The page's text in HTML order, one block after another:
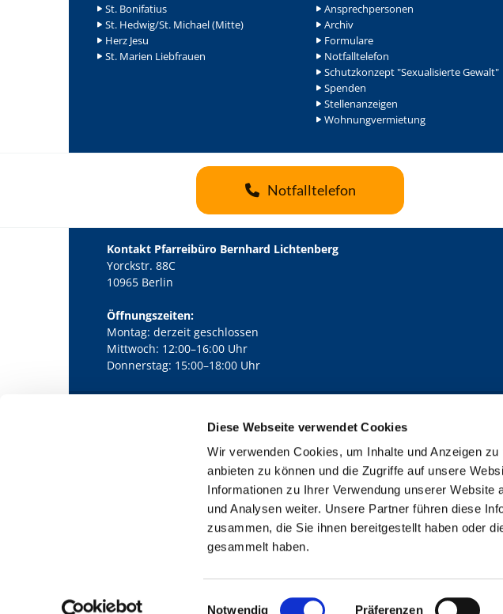
Diese Webseite verwendet Cookies
Wir verwenden Cookies, um Inhalte und Anzeigen
anbieten zu können und die Zugriffe auf unsere
Informationen zu Ihrer Verwendung unserer
und Analysen weiter. Unsere Partner führen diese
zusammen, die Sie ihnen bereitgestellt haben oder
gesammelt haben.
Notwendig Präferenzen
St. Bonifatius
St. Hedwig/St. Michael (Mitte)
Herz Jesu
St. Marien Liebfrauen
Ansprechpersonen
Archiv
Formulare
Notfalltelefon
Schutzkonzept "Sexualisierte Gewalt"
Spenden
Stellenanzeigen
Wohnungvermietung
Notfalltelefon
Kontakt Pfarreibüro Bernhard Lichtenberg
Yorckstr. 88C
10965 Berlin
Öffnungszeiten:
Montag: derzeit geschlossen
Mittwoch: 12:00–16:00 Uhr
Donnerstag: 15:00–18:00 Uhr
Kath. Kirchengemeinde Pfarrei Bernhard Lichtenberg Berlin-Mitte ·